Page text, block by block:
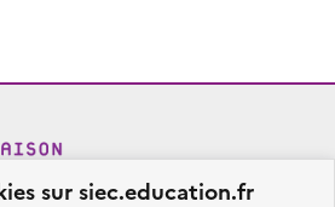
sur siec.education.fr